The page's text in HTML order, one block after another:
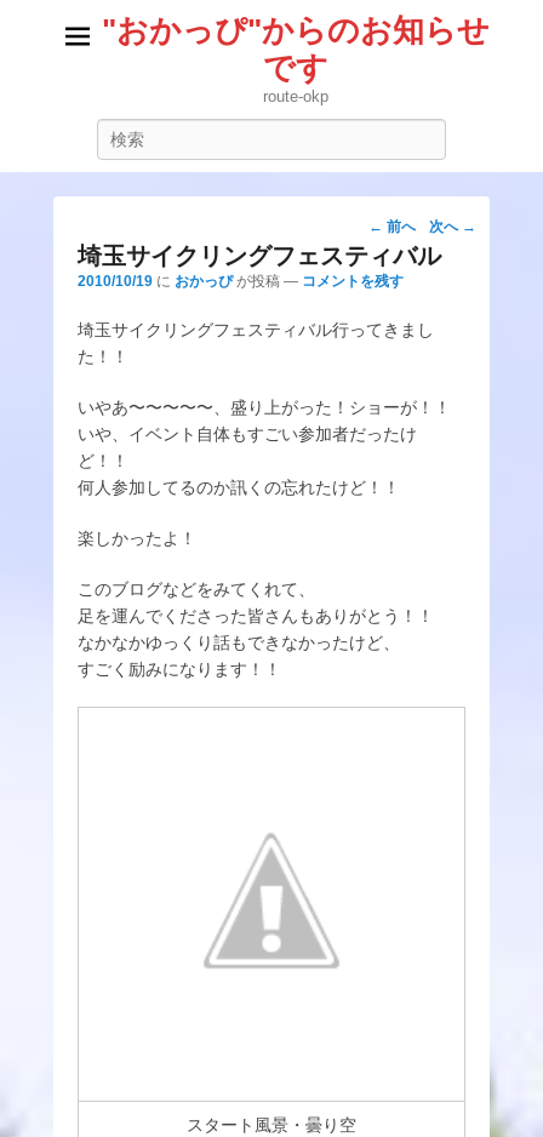
"おかっぴ"からのお知らせ
です
route-okp
投
稿
ナ
ゲ
ョ
ン
← 前へ 次へ →
埼玉サイクリングフェスティバル
2010/10/19 に おかっぴ が投稿 — コメントを残す
埼玉サイクリングフェスティバル行ってきまし
た！！
いやあ〜〜〜〜〜、盛り上がった！ショーが！！
いや、イベント自体もすごい参加者だったけ
ど！！
何人参加してるのか訊くの忘れたけど！！
楽しかったよ！
このブログなどをみてくれて、
足を運んでくださった皆さんもありがとう！！
なかなかゆっくり話もできなかったけど、
すごく励みになります！！
スタート風景・曇り空